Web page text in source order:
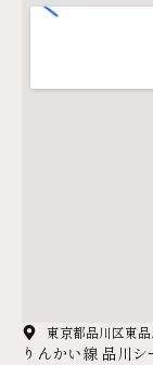
東京都品川区東
りんかい線 品川